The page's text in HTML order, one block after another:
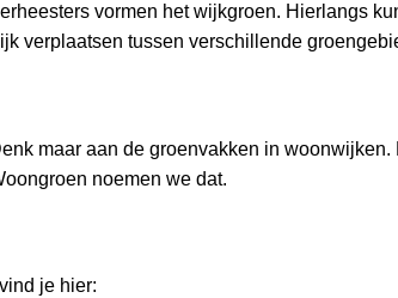
vormen het wijkgroen. Hierlangs
verplaatsen tussen verschillende
maar aan de groenvakken in woonwijken.
noemen we dat.
je hier: